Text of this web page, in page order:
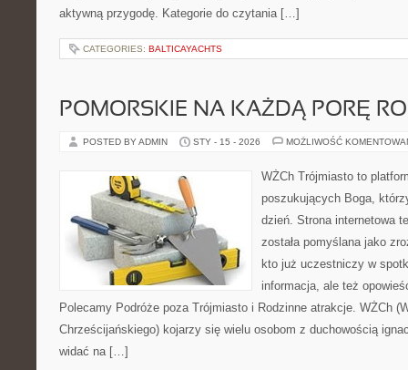
aktywną przygodę. Kategorie do czytania […]
CATEGORIES: BALTICAYACHTS
POMORSKIE NA KAŻDĄ PORĘ
POSTED BY ADMIN STY - 15 - 2026 MOŻLIWOŚĆ
WŻCh Trójmiasto to
poszukujących Boga,
dzień. Strona internetowa
została pomyślana jako
kto już uczestniczy w
informacja, ale też
Polecamy Podróże poza Trójmiasto i Rodzinne atrakcje. WŻCh
Chrześcijańskiego) kojarzy się wielu osobom z duchowością
widać na […]